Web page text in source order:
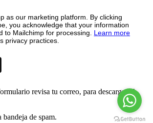
as our marketing platform. By clicking
you acknowledge that your information
to Mailchimp for processing. Learn more
privacy practices.
revisa tu correo, para descargar el
de spam.